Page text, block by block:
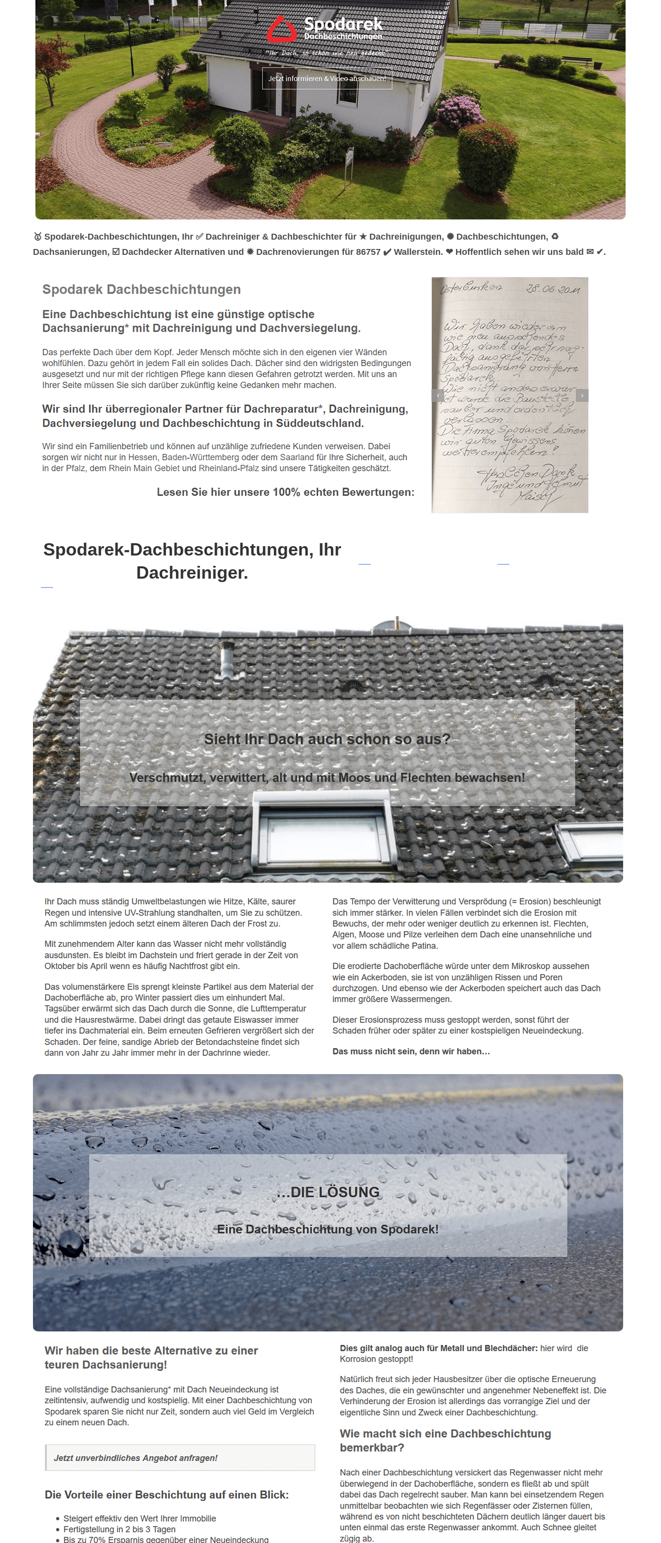
🥇 Spodarek-Dachbeschichtungen, Ihr ✅ Dachreiniger & Dachbeschichter für ★ Dachreinigungen, ✺ Dachbeschichtungen, ♻
Dachsanierungen, ☑️ Dachdecker Alternativen und ✹ Dachrenovierungen für 86757 ✔️ Wallerstein. ❤ Hoffentlich sehen wir uns bald ✉ ✔.
Spodarek-Dachbeschichtungen, Ihr
Dachreiniger.